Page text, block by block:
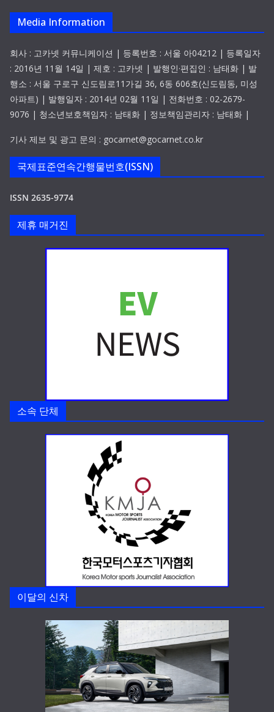
Media Information
회사 : 고카넷 커뮤니케이션 | 등록번호 : 서울 아04212 | 등록일자
: 2016년 11월 14일 | 제호 : 고카넷 | 발행인·편집인 : 남태화 | 발
행소 : 서울 구로구 신도림로11가길 36, 6동 606호(신도림동, 미성
아파트) | 발행일자 : 2014년 02월 11일 | 전화번호 : 02-2679-
9076 | 청소년보호책임자 : 남태화 | 정보책임관리자 : 남태화 |
기사 제보 및 광고 문의 : gocarnet@gocarnet.co.kr
국제표준연속간행물번호(ISSN)
ISSN 2635-9774
제휴 매거진
소속 단체
이달의 신차